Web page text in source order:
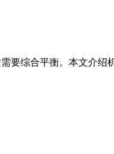
综合平衡。本文介绍